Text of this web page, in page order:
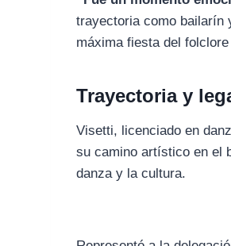
trayectoria como bailarín
máxima fiesta del
Trayectoria y
Visetti, licenciado en
su camino artístico en el
danza y la cultura.